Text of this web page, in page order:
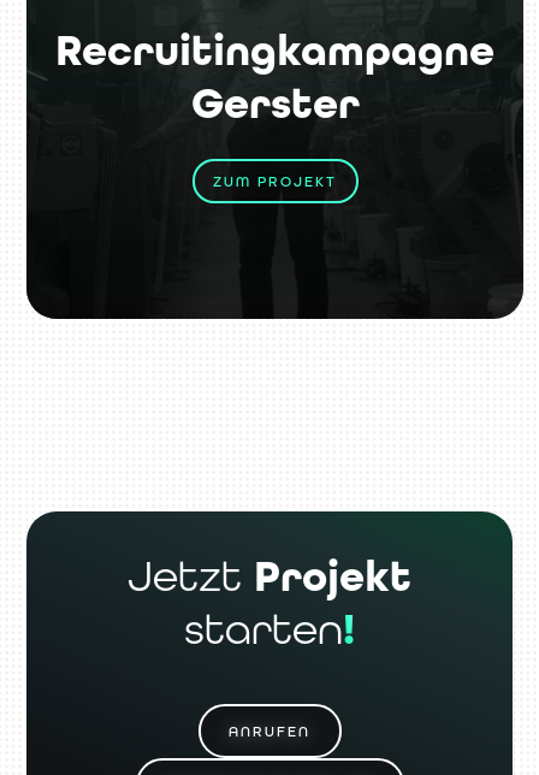
Recruitingkampagne
Gerster
ZUM PROJEKT
Jetzt Projekt
starten!
ANRUFEN